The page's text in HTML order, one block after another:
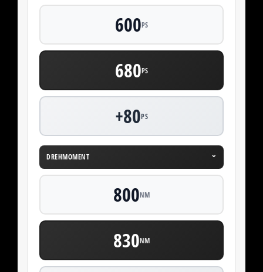
600PS
680PS
+80PS
DREHMOMENT ⌄
800NM
869NM